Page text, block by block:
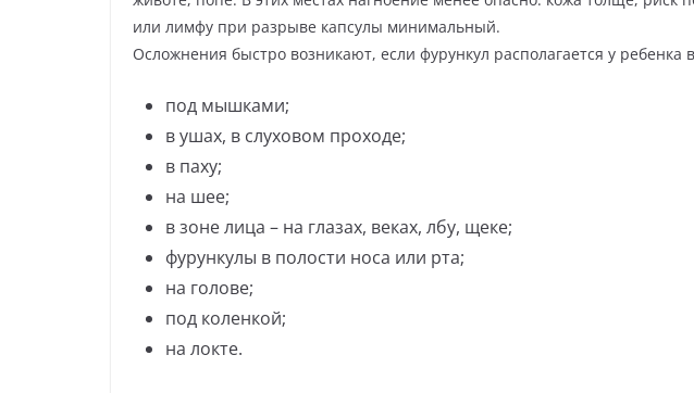
или лимфу при разрыве капсулы минимальный.
Осложнения быстро возникают, если фурункул располагается у ребенка
под мышками;
в ушах, в слуховом проходе;
в паху;
на шее;
в зоне лица – на глазах, веках, лбу, щеке;
фурункулы в полости носа или рта;
на голове;
под коленкой;
на локте.